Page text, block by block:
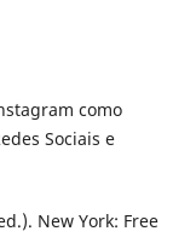
como
Sociais e
New York: Free